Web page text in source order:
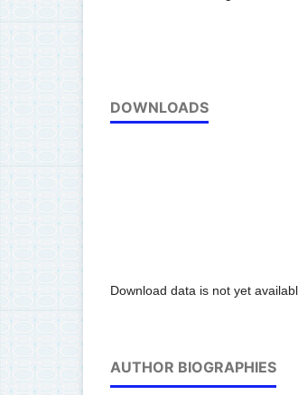
DOWNLOADS
Download data is not yet
AUTHOR BIOGRAPHIES